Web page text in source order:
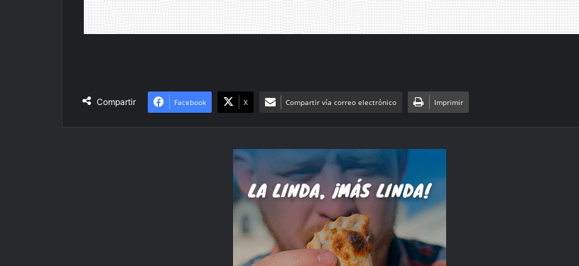
Compartir Facebook X Compartir vía correo electrónico Imprimir